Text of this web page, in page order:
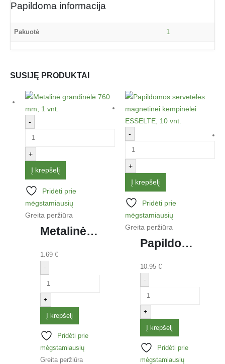
Papildoma informacija
Pakuotė 1
SUSIJĘ PRODUKTAI
-
+
Į krepšelį
Pridėti prie
mėgstamiausių
Greita peržiūra
Metalinė grandinėlė 760 mm, 1 vnt.
1.69 €
-
+
Į krepšelį
Pridėti prie
mėgstamiausių
Greita peržiūra
-
+
Į krepšelį
Pridėti prie
mėgstamiausių
Greita peržiūra
Papildomos servetėlės magnetinei kempinėlei ESSELTE, 10 vnt.
10.95 €
-
+
Į krepšelį
Pridėti prie
mėgstamiausių